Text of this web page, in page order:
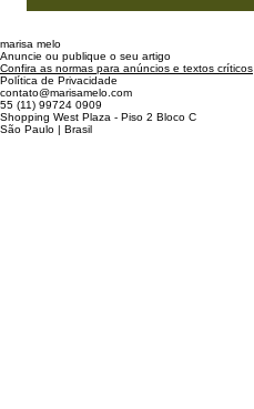
marisa melo
Anuncie ou publique o seu artigo
Confira as normas para anúncios e textos críticos
Política de Privacidade
contato@marisamelo.com
55 (11) 99724 0909
Shopping West Plaza - Piso 2 Bloco C
São Paulo | Brasil